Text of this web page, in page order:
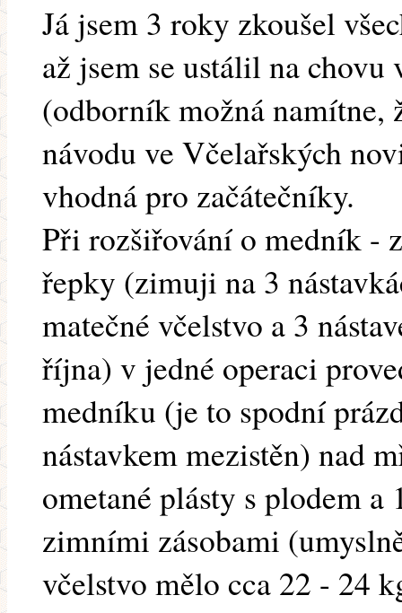
Já jsem 3 roky zkoušel
až jsem se ustálil na chovu
(odborník možná namítne,
návodu ve Včelařských
vhodná pro začátečníky.
Při rozšiřování o medník -
řepky (zimuji na 3
matečné včelstvo a 3
října) v jedné operaci
medníku (je to spodní
nástavkem mezistěn) nad
ometané plásty s plodem
zimními zásobami
včelstvo mělo cca 22 - 24